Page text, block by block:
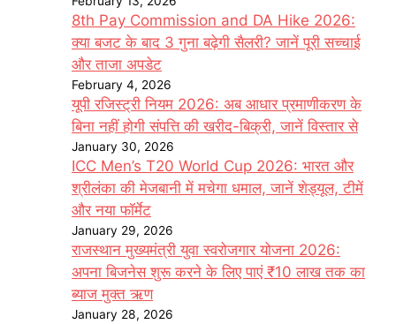
8th Pay Commission and DA Hike 2026:
क्या बजट के बाद 3 गुना बढ़ेगी सैलरी? जानें पूरी सच्चाई
और ताजा अपडेट
February 4, 2026
यूपी रजिस्ट्री नियम 2026: अब आधार प्रमाणीकरण के
बिना नहीं होगी संपत्ति की खरीद-बिक्री, जानें विस्तार से
January 30, 2026
ICC Men’s T20 World Cup 2026: भारत और
श्रीलंका की मेजबानी में मचेगा धमाल, जानें शेड्यूल, टीमें
और नया फॉर्मेट
January 29, 2026
राजस्थान मुख्यमंत्री युवा स्वरोजगार योजना 2026:
अपना बिजनेस शुरू करने के लिए पाएं ₹10 लाख तक का
ब्याज मुक्त ऋण
January 28, 2026